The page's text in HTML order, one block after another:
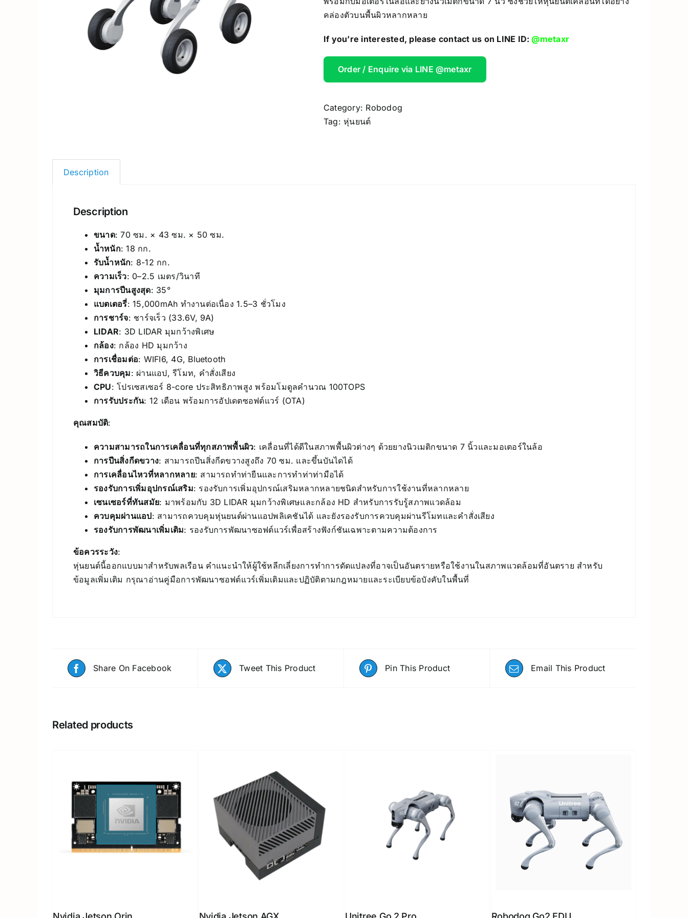
AOOSTAR
Wireless Receivers/Transmitters
คล่องตัวบนพื้นผิวหลากหลาย
If you’re interested, please contact us on LINE ID:@metaxr
Order / Enquire via LINE @metaxr
Category: Robodog
Tag:หุ่นยนต์
Description
Description
ขนาด: 70 ซม. × 43 ซม. × 50 ซม.
น้ำหนัก: 18 กก.
รับน้ำหนัก: 8-12 กก.
ความเร็ว: 0–2.5 เมตร/วินาที
มุมการปีนสูงสุด: 35°
แบตเตอรี่: 15,000mAh ทำงานต่อเนื่อง 1.5–3 ชั่วโมง
การชาร์จ: ชาร์จเร็ว (33.6V, 9A)
LIDAR: 3D LIDAR มุมกว้างพิเศษ
กล้อง: กล้อง HD มุมกว้าง
การเชื่อมต่อ: WIFI6, 4G, Bluetooth
วิธีควบคุม: ผ่านแอป, รีโมท, คำสั่งเสียง
CPU: โปรเซสเซอร์ 8-core ประสิทธิภาพสูง พร้อมโมดูลคำนวณ 100TOPS
การรับประกัน: 12 เดือน พร้อมการอัปเดตซอฟต์แวร์ (OTA)
คุณสมบัติ:
ความสามารถในการเคลื่อนที่ทุกสภาพพื้นผิว: เคลื่อนที่ได้ดีในสภาพพื้นผิวต่างๆ ด้วยยางนิวเมติกขนาด 7 นิ้วและมอเตอร์ในล้อ
การปีนสิ่งกีดขวาง: สามารถปีนสิ่งกีดขวางสูงถึง 70 ซม. และขึ้นบันไดได้
การเคลื่อนไหวที่หลากหลาย: สามารถทำท่ายืนและการทำท่าท่ามือได้
รองรับการเพิ่มอุปกรณ์เสริม: รองรับการเพิ่มอุปกรณ์เสริมหลากหลายชนิดสำหรับการใช้งานที่หลากหลาย
เซนเซอร์ที่ทันสมัย: มาพร้อมกับ 3D LIDAR มุมกว้างพิเศษและกล้อง HD สำหรับการรับรู้สภาพแวดล้อม
ควบคุมผ่านแอป: สามารถควบคุมหุ่นยนต์ผ่านแอปพลิเคชันได้ และยังรองรับการควบคุมผ่านรีโมทและคำสั่งเสียง
รองรับการพัฒนาเพิ่มเติม: รองรับการพัฒนาซอฟต์แวร์เพื่อสร้างฟังก์ชันเฉพาะตามความต้องการ
ข้อควรระวัง:
หุ่นยนต์นี้ออกแบบมาสำหรับพลเรือน คำแนะนำให้ผู้ใช้หลีกเลี่ยงการทำการดัดแปลงที่อาจเป็นอันตรายหรือใช้งานในสภาพแวดล้อมที่อันตราย สำหรับ
ข้อมูลเพิ่มเติม กรุณาอ่านคู่มือการพัฒนาซอฟต์แวร์เพิ่มเติมและปฏิบัติตามกฎหมายและระเบียบข้อบังคับในพื้นที่
Share On Facebook Tweet This Product Pin This Product Email This Product
Related products